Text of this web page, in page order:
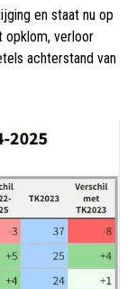
en staat nu op
opklom, verloor
achterstand van